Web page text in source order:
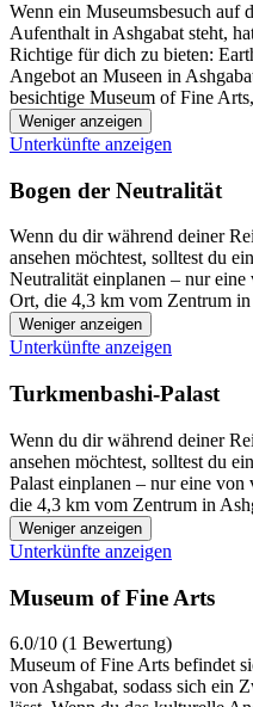
Wenn ein Museumsbesuch auf
Aufenthalt in Ashgabat steht,
Richtige für dich zu bieten:
Angebot an Museen in
besichtige Museum of Fine
Weniger anzeigen
Unterkünfte anzeigen
Bogen der Neutralität
Wenn du dir während deiner
ansehen möchtest, solltest du
Neutralität einplanen – nur
Ort, die 4,3 km vom Zentrum
Weniger anzeigen
Unterkünfte anzeigen
Turkmenbashi-Palast
Wenn du dir während deiner
ansehen möchtest, solltest du
Palast einplanen – nur eine
die 4,3 km vom Zentrum in
Weniger anzeigen
Unterkünfte anzeigen
Museum of Fine Arts
6.0/10 (1 Bewertung)
Museum of Fine Arts befindet
von Ashgabat, sodass sich ein